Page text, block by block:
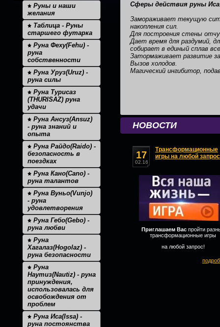
Руны и наши
желания
Таблица - Руны
старшего футарка
Руна Феху(Fehu) -
руна
собственности
Руна Уруз(Uruz) -
руна силы
Руна Турисаз
(THURISAZ) руна
удачи
Руна Ансуз(Ansuz)
- руна знаний и
опыта
Руна Райдо(Raido) -
безопасность в
поездках
Руна Кано(Cano) -
руна талантов
Руна Вуньо(Vunjo)
- руна
удовлетворения
Руна Гебо(Gebo) -
руна любви
Руна
Хагалаз(Hogolaz) -
руна безопасности
Руна
Наутиз(Nautiz) - руна
принуждения,
использовалась для
освобождения от
проблем
Руна Иса(Issa) -
руна постоянства
Сферы действия руны
Замораживает текущую
накопления сил.
Для построения стены
Дает время для раздумий,
собирает в единый сплав
Затормаживает развитие
Вызов холодов.
Магический ингибитор,
НОВОСТИ
17
02.16
Трансформационные
игры на любой
Приглашаем Вас пройти
трансформационные игры
на любой запрос!